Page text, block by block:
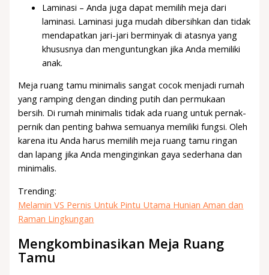
Laminasi – Anda juga dapat memilih meja dari
laminasi. Laminasi juga mudah dibersihkan dan tidak
mendapatkan jari-jari berminyak di atasnya yang
khususnya dan menguntungkan jika Anda memiliki
anak.
Meja ruang tamu minimalis sangat cocok menjadi rumah
yang ramping dengan dinding putih dan permukaan
bersih. Di rumah minimalis tidak ada ruang untuk pernak-
pernik dan penting bahwa semuanya memiliki fungsi. Oleh
karena itu Anda harus memilih meja ruang tamu ringan
dan lapang jika Anda menginginkan gaya sederhana dan
minimalis.
Trending:
Melamin VS Pernis Untuk Pintu Utama Hunian Aman dan
Raman Lingkungan
Mengkombinasikan Meja Ruang
Tamu